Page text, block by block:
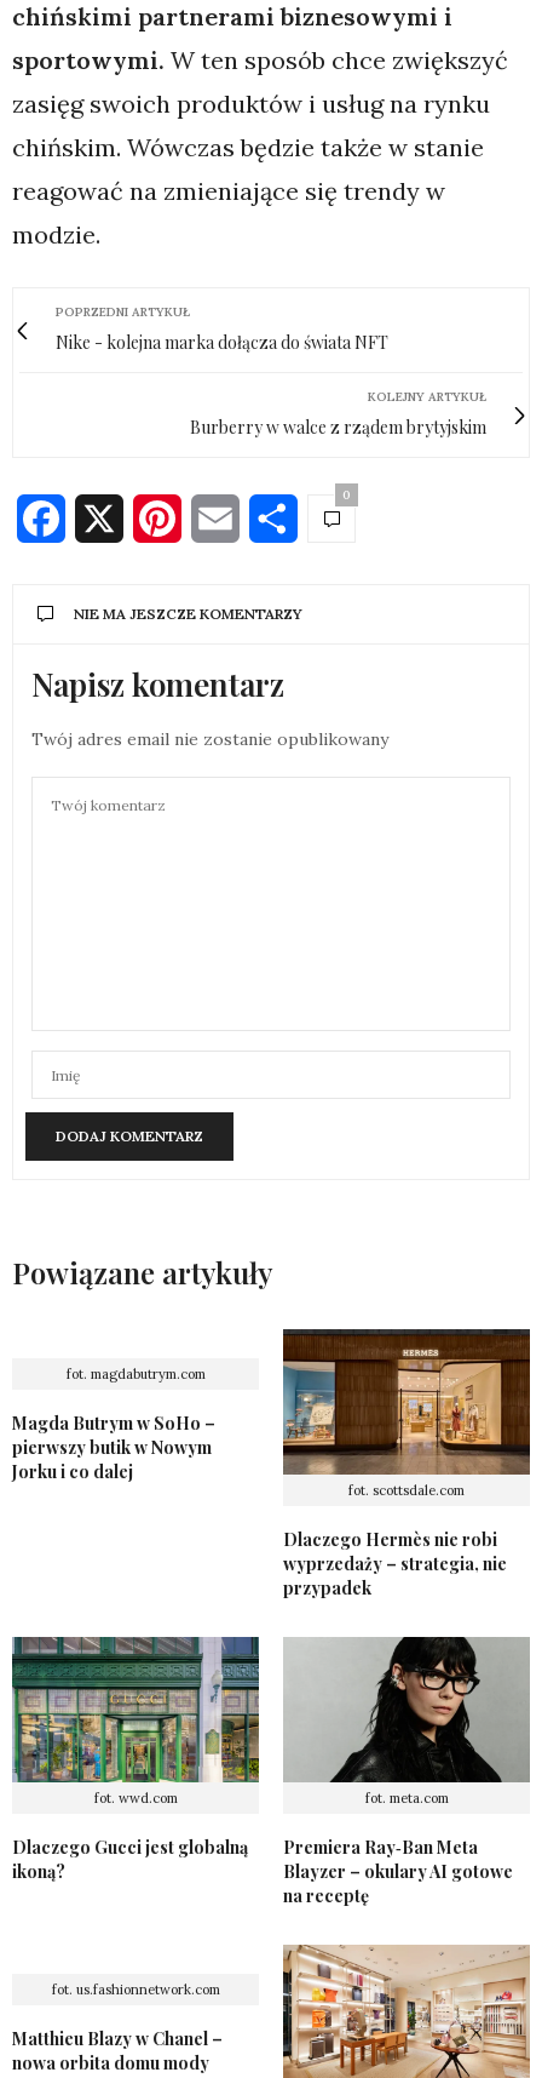
chińskimi partnerami biznesowymi i
sportowymi. W ten sposób chce zwiększyć
zasięg swoich produktów i usług na rynku
chińskim. Wówczas będzie także w stanie
reagować na zmieniające się trendy w
modzie.
POPRZEDNI ARTYKUŁ
Nike - kolejna marka dołącza do świata NFT
KOLEJNY ARTYKUŁ
Burberry w walce z rządem brytyjskim
Facebook PinterestEmail Share
0
NIE MA JESZCZE KOMENTARZY
Napisz komentarz
Twój adres email nie zostanie opublikowany
Powiązane artykuły
fot. magdabutrym.com
Magda Butrym w SoHo –
pierwszy butik w Nowym
Jorku i co dalej
fot. scottsdale.com
Dlaczego Hermès nie robi
wyprzedaży – strategia, nie
przypadek
fot. wwd.com
Dlaczego Gucci jest globalną
ikoną?
fot. meta.com
Premiera Ray‑Ban Meta
Blayzer – okulary AI gotowe
na receptę
fot. us.fashionnetwork.com
Matthieu Blazy w Chanel –
nowa orbita domu mody